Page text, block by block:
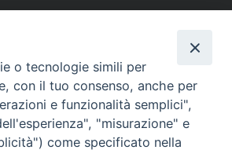
Dove siamo
contatti
o tecnologie simili per
con il tuo consenso, anche per
e funzionalità semplici",
"misurazione" e
come specificato nella